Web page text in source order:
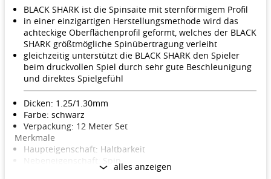
BLACK SHARK ist die Spinsaite mit sternförmigem Profil
in einer einzigartigen Herstellungsmethode wird das
achteckige Oberflächenprofil geformt, welches der BLACK
SHARK größtmögliche Spinübertragung verleiht
gleichzeitig unterstützt die BLACK SHARK den Spieler
beim druckvollen Spiel durch sehr gute Beschleunigung
und direktes Spielgefühl
Dicken: 1.25/1.30mm
Farbe: schwarz
Verpackung: 12 Meter Set
Merkmale
Haupteigenschaft: Haltbarkeit
Nebeneigenschaft: Spin
Bauart Tennissaite: Monofilalles anzeigen